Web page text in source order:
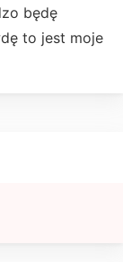
będę
to jest moje